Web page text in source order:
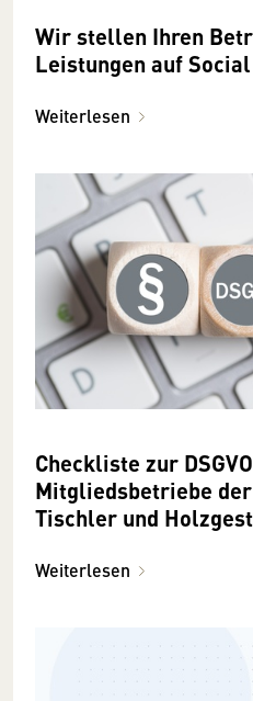
Wir stellen Ihren
Leistungen auf
Weiterlesen
Checkliste zur
Mitgliedsbetriebe
Tischler und
Weiterlesen